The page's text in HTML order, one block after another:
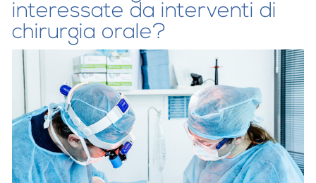
interessate da interventi di
chirurgia orale?